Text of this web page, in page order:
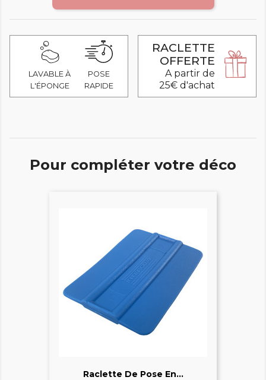
LAVABLE À
L'ÉPONGE
POSE
RAPIDE
RACLETTE
OFFERTE
A partir de
25€ d'achat
Pour compléter votre déco
Raclette De Pose En...